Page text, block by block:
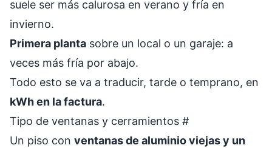
suele ser más calurosa en verano y fría en
invierno.
Primera planta sobre un local o un garaje: a
veces más fría por abajo.
Todo esto se va a traducir, tarde o temprano, en
kWh en la factura.
Tipo de ventanas y cerramientos #
Un piso con ventanas de aluminio viejas y un